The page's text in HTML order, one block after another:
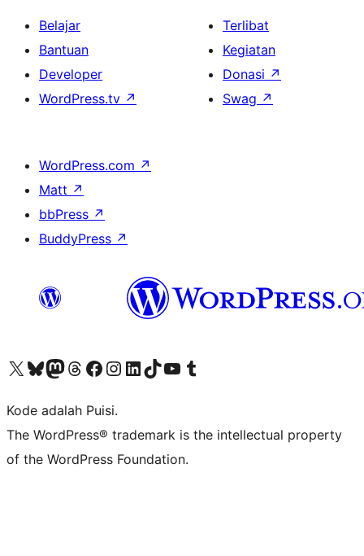
Belajar
Bantuan
Developer
WordPress.tv ↗
Terlibat
Kegiatan
Donasi ↗
Swag ↗
WordPress.com ↗
Matt ↗
bbPress ↗
BuddyPress ↗
Kunjungi akun X (sebelumnya Twitter) kamiVisit our Bluesky account
Kunjungi akun Mastodon kami
Visit our Threads account
Kunjungi halaman Facebook kamiKunjungi akun Instagram kamiKunjungi akun LinkedIn kami
Visit our TikTok account
Kunjungi channel YouTube kamiVisit our Tumblr account
Kode adalah Puisi.
The WordPress® trademark is the intellectual property
of the WordPress Foundation.